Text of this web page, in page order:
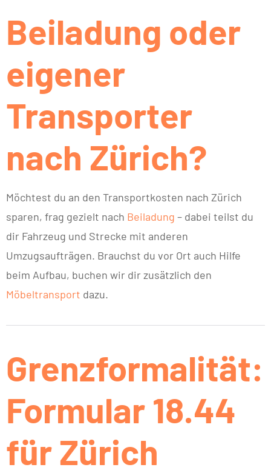
Beiladung oder
eigener
Transporter
nach Zürich?
Möchtest du an den Transportkosten nach Zürich
sparen, frag gezielt nach Beiladung – dabei teilst du
dir Fahrzeug und Strecke mit anderen
Umzugsaufträgen. Brauchst du vor Ort auch Hilfe
beim Aufbau, buchen wir dir zusätzlich den
Möbeltransport dazu.
Grenzformalität:
Formular 18.44
für Zürich